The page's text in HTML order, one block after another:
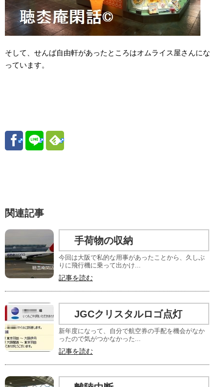
そして、せんば自由軒があったところはオムライス屋さんにな
っています。
関連記事
手荷物の収納
今回は大阪で私的な用事があったことから、久しぶ
りに飛行機に乗って出かけ...
記事を読む
JGCクリスタルロゴ点灯
新年度になって、自分で航空券の手配を機会がなか
ったので気がつかなかった...
記事を読む